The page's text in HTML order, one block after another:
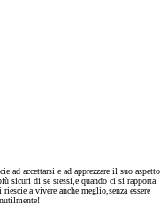
ad accettarsi e ad apprezzare il suo aspetto
sicuri di se stessi,e quando ci si rapporta
a vivere anche meglio,senza essere